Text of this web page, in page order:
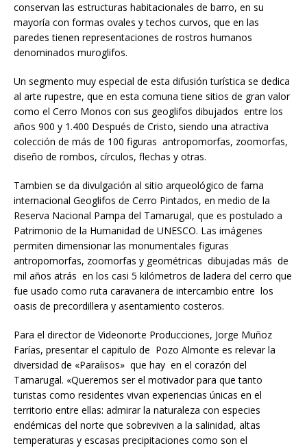
conservan las estructuras habitacionales de barro, en su
mayoría con formas ovales y techos curvos, que en las
paredes tienen representaciones de rostros humanos
denominados muroglifos.
Un segmento muy especial de esta difusión turística se dedica
al arte rupestre, que en esta comuna tiene sitios de gran valor
como el Cerro Monos con sus geoglifos dibujados entre los
años 900 y 1.400 Después de Cristo, siendo una atractiva
colección de más de 100 figuras antropomorfas, zoomorfas,
diseño de rombos, círculos, flechas y otras.
Tambien se da divulgación al sitio arqueológico de fama
internacional Geoglifos de Cerro Pintados, en medio de la
Reserva Nacional Pampa del Tamarugal, que es postulado a
Patrimonio de la Humanidad de UNESCO. Las imágenes
permiten dimensionar las monumentales figuras
antropomorfas, zoomorfas y geométricas dibujadas más de
mil años atrás en los casi 5 kilómetros de ladera del cerro que
fue usado como ruta caravanera de intercambio entre los
oasis de precordillera y asentamiento costeros.
Para el director de Videonorte Producciones, Jorge Muñoz
Farías, presentar el capitulo de Pozo Almonte es relevar la
diversidad de «Paraíisos» que hay en el corazón del
Tamarugal. «Queremos ser el motivador para que tanto
turistas como residentes vivan experiencias únicas en el
territorio entre ellas: admirar la naturaleza con especies
endémicas del norte que sobreviven a la salinidad, altas
temperaturas y escasas precipitaciones como son el